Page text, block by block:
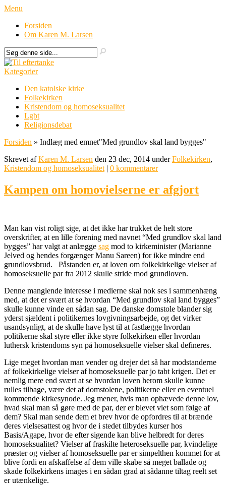
Menu
Forsiden
Om Karen M. Larsen
Kategorier
Den katolske kirke
Folkekirken
Kristendom og homoseksualitet
Lgbt
Religionsdebat
Forsiden » Indlæg med emnet"Med grundlov skal land bygges"
Skrevet afKaren M. Larsen den 23 dec, 2014 underFolkekirken,
Kristendom og homoseksualitet | 0 kommentarer
Kampen om homovielserne er afgjort
Man kan vist roligt sige, at det ikke har trukket de helt store
overskrifter, at en lille forening med navnet “Med grundlov skal land
bygges” har valgt at anlægge sag mod to kirkeminister (Marianne
Jelved og hendes forgænger Manu Sareen) for ikke mindre end
grundlovsbrud. Påstanden er, at loven om folkekirkelige vielser af
homoseksuelle par fra 2012 skulle stride mod grundloven.
Denne manglende interesse i medierne skal nok ses i sammenhæng
med, at det er svært at se hvordan “Med grundlov skal land bygges”
skulle kunne vinde en sådan sag. De danske domstole blander sig
yderst sjældent i politikernes lovgivningsarbejde, og det virker
usandsynligt, at de skulle have lyst til at fastlægge hvordan
politikerne skal styre eller ikke styre folkekirken eller hvordan
luthersk kristendoms syn på homoseksuelle vielser skal defineres.
Lige meget hvordan man vender og drejer det så har modstanderne
af folkekirkelige vielser af homoseksuelle par jo tabt krigen. Det er
nemlig mere end svært at se hvordan loven herom skulle kunne
rulles tilbage, være det af domstolene, politikerne eller en eventuel
kommende kirkesynode. Jeg mener, hvis man ophævede denne lov,
hvad skal man så gøre med de par, der er blevet viet som følge af
dem? Skal man sende dem et brev hvor de opfordres til at brænde
deres vielsesattest og hvor de i stedet tilbydes kurser hos
Basis/Agape, hvor de efter sigende kan blive helbredt for deres
homoseksualitet? Vielser af fraskilte heteroseksuelle par, kvindelige
præster og vielser af homoseksuelle par er simpelthen kommet for at
blive fordi en afskaffelse af dem ville skabe så meget ballade og
skade folkekirkens images i en sådan grad at sådanne tiltag reelt set
er utænkelige.